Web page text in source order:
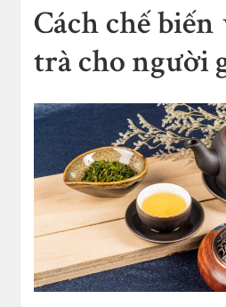
Cách chế
trà cho người